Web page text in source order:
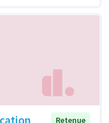
Retenue